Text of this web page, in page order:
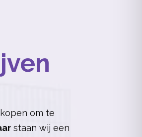
om te
staan wij een